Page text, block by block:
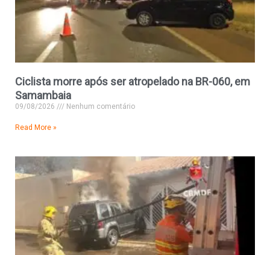
Ciclista morre após ser atropelado na BR-060, em
Samambaia
09/08/2026 Nenhum comentário
Read More »